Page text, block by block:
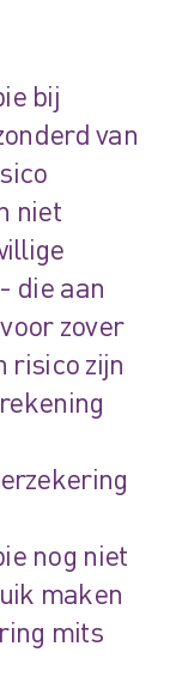
bij
van
niet
die aan
zover
risico zijn
nog niet
maken
mits